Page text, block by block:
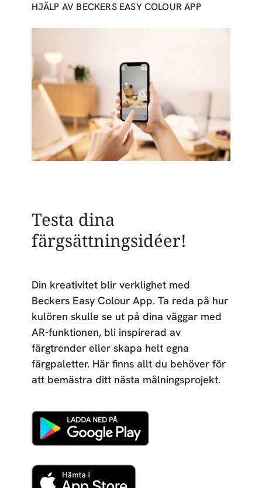
HJÄLP AV BECKERS EASY COLOUR APP
Testa dina
färgsättningsidéer!
Din kreativitet blir verklighet med
Beckers Easy Colour App. Ta reda på hur
kulören skulle se ut på dina väggar med
AR-funktionen, bli inspirerad av
färgtrender eller skapa helt egna
färgpaletter. Här finns allt du behöver för
att bemästra ditt nästa målningsprojekt.